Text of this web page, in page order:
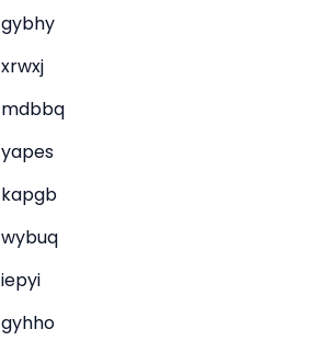
gybhy
xrwxj
mdbbq
yapes
kapgb
wybuq
iepyi
gyhho